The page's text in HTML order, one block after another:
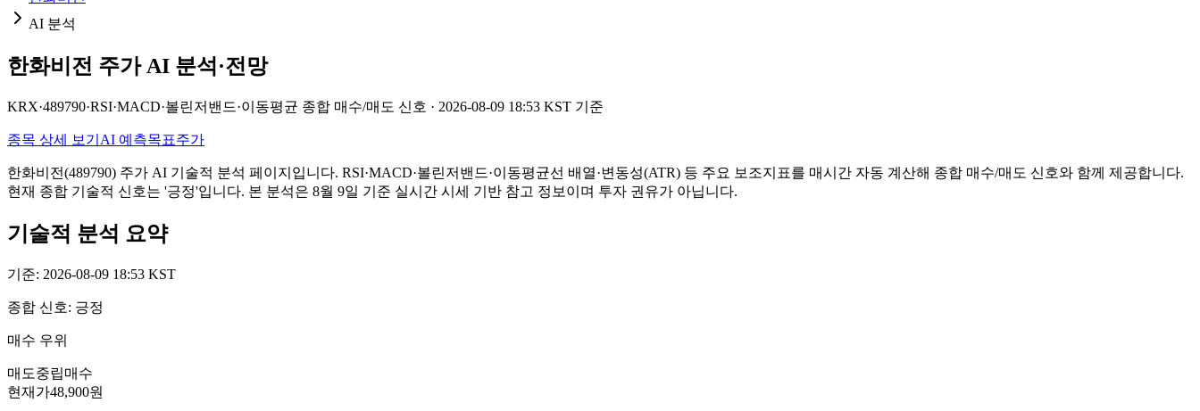
AI 분석
한화비전 주가 AI 분석·전망
KRX·489790·RSI·MACD·볼린저밴드·이동평균 종합 매수/매도 신호 · 2026-08-09 18:53 KST 기준
종목 상세 보기 AI 예측목표주가
한화비전(489790) 주가 AI 기술적 분석 페이지입니다. RSI·MACD·볼린저밴드·이동평균선 배열·변동성(ATR) 등 주요 보조지표를 매시간 자동 계산해 종합 매수/매도 신호와 함께 제공합니다.
현재 종합 기술적 신호는 '긍정'입니다. 본 분석은 8월 9일 기준 실시간 시세 기반 참고 정보이며 투자 권유가 아닙니다.
기술적 분석 요약
기준: 2026-08-09 18:53 KST
종합 신호: 긍정
매수 우위
매도중립매수
현재가48,900원